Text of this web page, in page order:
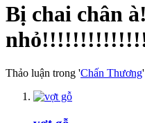
Bị chai chân
Thảo luận trong 'Chấn Thương